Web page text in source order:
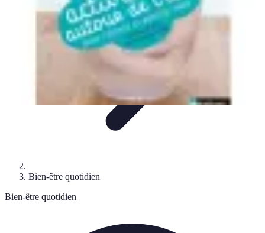
Bien-être quotidien
Bien-être quotidien